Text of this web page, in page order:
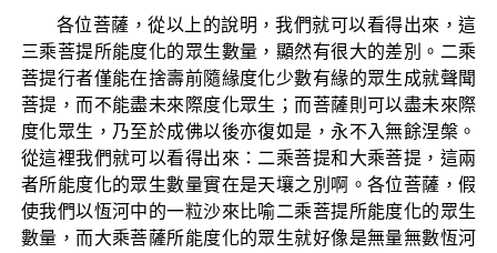
各位菩薩，從以上的說明，我們就可以看得出來，這
三乘菩提所能度化的眾生數量，顯然有很大的差別。二乘
菩提行者僅能在捨壽前隨緣度化少數有緣的眾生成就聲聞
菩提，而不能盡未來際度化眾生；而菩薩則可以盡未來際
度化眾生，乃至於成佛以後亦復如是，永不入無餘涅槃。
從這裡我們就可以看得出來：二乘菩提和大乘菩提，這兩
者所能度化的眾生數量實在是天壤之別啊。各位菩薩，假
使我們以恆河中的一粒沙來比喻二乘菩提所能度化的眾生
數量，而大乘菩薩所能度化的眾生就好像是無量無數恆河